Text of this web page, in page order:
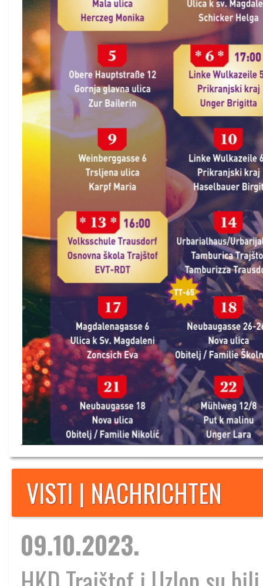
VISTI | NACHRICHTEN
09.10.2023.